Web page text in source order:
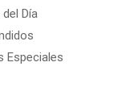
Día
Especiales